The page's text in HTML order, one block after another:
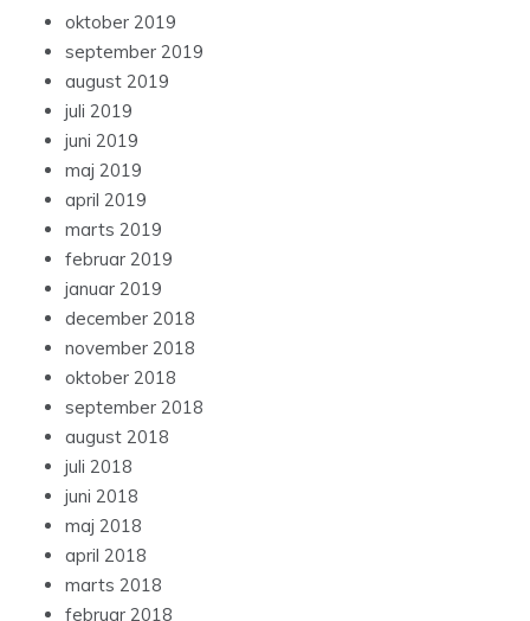
oktober 2019
september 2019
august 2019
juli 2019
juni 2019
maj 2019
april 2019
marts 2019
februar 2019
januar 2019
december 2018
november 2018
oktober 2018
september 2018
august 2018
juli 2018
juni 2018
maj 2018
april 2018
marts 2018
februar 2018